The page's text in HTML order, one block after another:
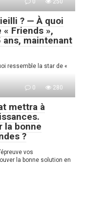
0 250
? — À quoi
Friends »,
maintenant
ressemble la star de «
0 280
mettra à
la bonne
?
vos
la bonne solution en